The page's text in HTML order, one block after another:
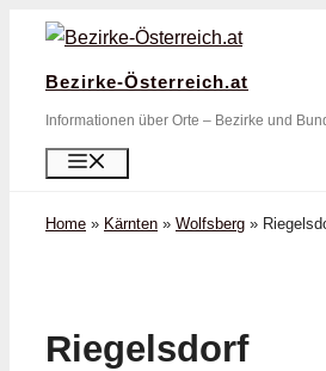
Zum
springen
Bezirke-Österreich.at
Informationen über Orte – Bezirke und
Home » Kärnten » Wolfsberg »
Riegelsdorf